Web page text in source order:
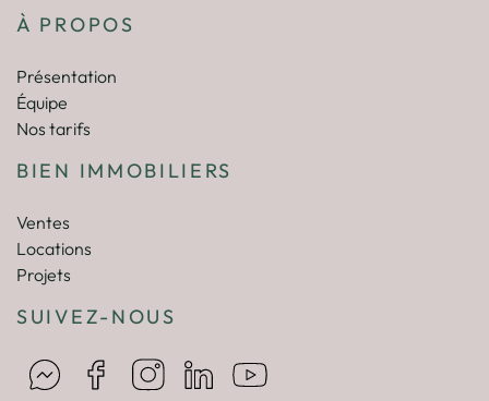
À PROPOS
Présentation
Équipe
Nos tarifs
BIEN IMMOBILIERS
Ventes
Locations
Projets
SUIVEZ-NOUS